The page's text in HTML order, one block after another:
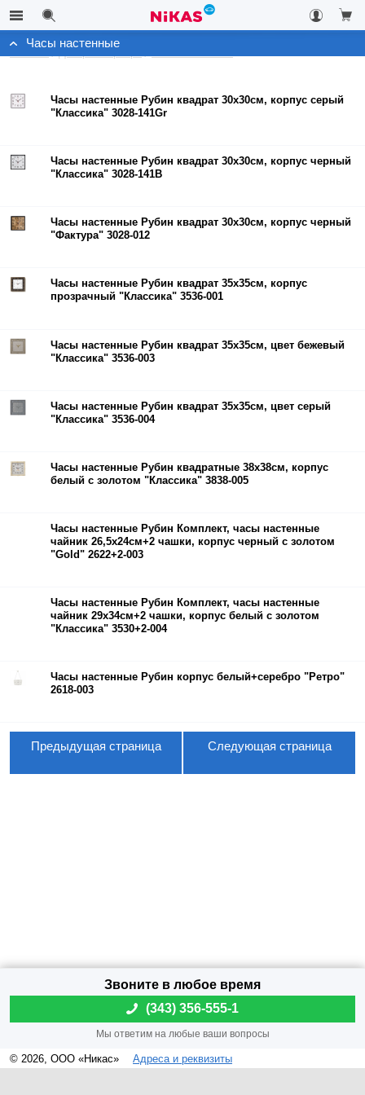
Часы настенные
Часы настенные Рубин квадрат 30х30см, корпус серый
"Классика" 3028-141Gr
Часы настенные Рубин квадрат 30х30см, корпус черный
"Классика" 3028-141B
Часы настенные Рубин квадрат 30х30см, корпус черный
"Фактура" 3028-012
Часы настенные Рубин квадрат 35х35см, корпус
прозрачный "Классика" 3536-001
Часы настенные Рубин квадрат 35х35см, цвет бежевый
"Классика" 3536-003
Часы настенные Рубин квадрат 35х35см, цвет серый
"Классика" 3536-004
Часы настенные Рубин квадратные 38х38см, корпус
белый с золотом "Классика" 3838-005
Часы настенные Рубин Комплект, часы настенные
чайник 26,5х24см+2 чашки, корпус черный с золотом
"Gold" 2622+2-003
Часы настенные Рубин Комплект, часы настенные
чайник 29х34см+2 чашки, корпус белый с золотом
"Классика" 3530+2-004
Часы настенные Рубин корпус белый+серебро "Ретро"
2618-003
Предыдущая страница Следующая страница
© 2026, ООО «Никас» Адреса и реквизиты
(343) 356-555-1